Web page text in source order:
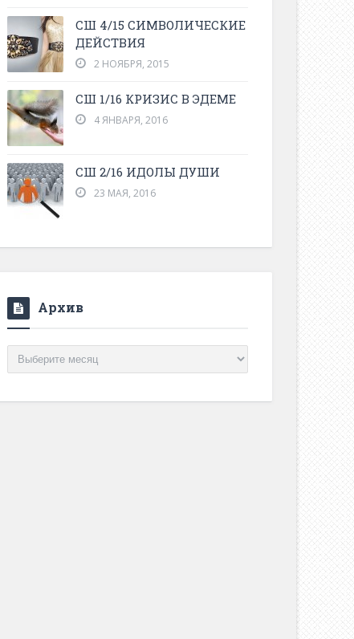
СШ 4/15 СИМВОЛИЧЕСКИЕ
ДЕЙСТВИЯ
2 НОЯБРЯ, 2015
СШ 1/16 КРИЗИС В ЭДЕМЕ
4 ЯНВАРЯ, 2016
СШ 2/16 ИДОЛЫ ДУШИ
23 МАЯ, 2016
Архив
Архив